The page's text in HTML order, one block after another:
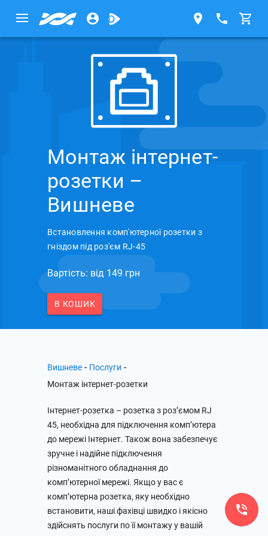
Монтаж інтернет-
розетки –
Вишневе
Встановлення комп'ютерної розетки з
гніздом під роз'єм RJ-45
В КОШИК
Вартість: вiд 149 грн
Вишневе - Послуги -
Монтаж інтернет-розетки
Інтернет-розетка – розетка з роз’ємом RJ
45, необхідна для підключення комп’ютера
до мережі Інтернет. Також вона забезпечує
зручне і надійне підключення
різноманітного обладнання до
комп’ютерної мережі. Якщо у вас є
комп’ютерна розетка, яку необхідно
встановити, наші фахівці швидко і якісно
здійснять послуги по її монтажу у вашій